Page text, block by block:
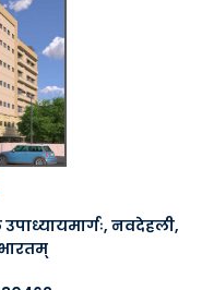
22-11-2018
2018..
:-काशी
11-2018
2018..
11-2018
नवदेहली,